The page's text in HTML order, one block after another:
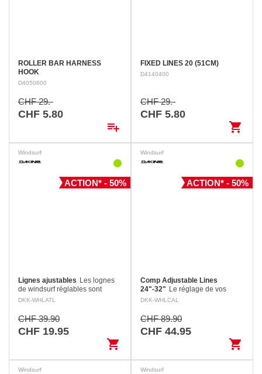
ROLLER BAR HARNESS
HOOK
D4050600
CHF 29.-
CHF 5.80
playlist_add
FIXED LINES 20 (51CM)
D4140400
CHF 29.-
CHF 5.80
shopping_cart
Windsurf
ACTION* - 50%
Lignes ajustables Les lognes
de windsurf réglables sont
fabriquées en polyuréthane
réglables non corrosives fixées
à des coussinets…
DKK-WHLATL
CHF 39.90
CHF 19.95
shopping_cart
Windsurf
ACTION* - 50%
Comp Adjustable Lines
24"-32" Le réglage de vos
lignes de harnais n'a jamais été
poulie en acier inoxydable de
qualité permet de régler…
DKK-WHLCAL
CHF 89.90
CHF 44.95
shopping_cart
Windsurf Windsurf